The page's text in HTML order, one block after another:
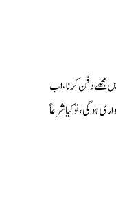
مجھے دفن کرنا، اب
ہوگی، تو کیا شرعاً